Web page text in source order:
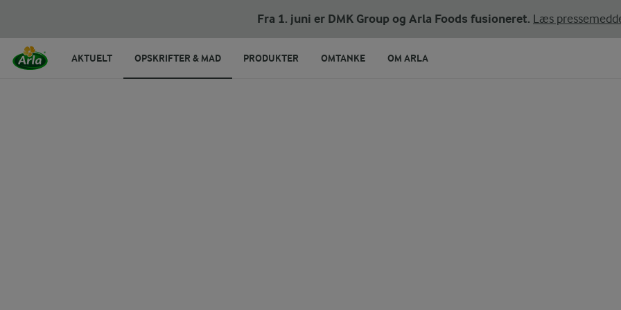
Fra 1. juni er DMK Group og Arla Foods fusioneret. Læs
AKTUELT OPSKRIFTER & MAD PRODUKTER OMTANKE OM ARLA